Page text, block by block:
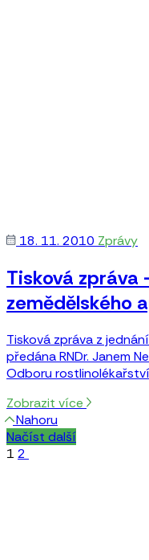
18. 11. 2010 Zprávy
Tisková zpráva
zemědělského
Tisková zpráva z
předána RNDr. Janem
Odboru
Zobrazit více
Nahoru
Načíst další
1 2